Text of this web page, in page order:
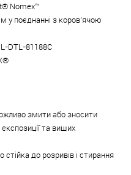
Nomex™
у поєднанні з коров'ячою
DTL-81188C
змити або зносити
та вищих
до розривів і стирання